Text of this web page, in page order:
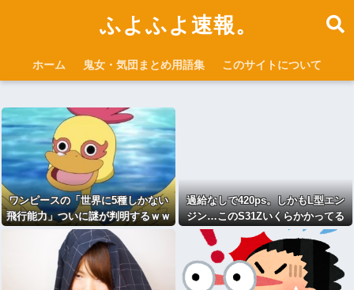
ふよふよ速報。
ホーム 鬼女・気団まとめ用語集 このサイトについて
ワンピースの「世界に5種しかない
飛行能力」ついに謎が判明するｗｗ
ｗｗ
過給なしで420ps。しかもL型エン
ジン…このS31Zいくらかかってる
んだ… [422186189]